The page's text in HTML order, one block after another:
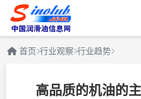
首页 行业观察 行业趋势
高品质的机油的